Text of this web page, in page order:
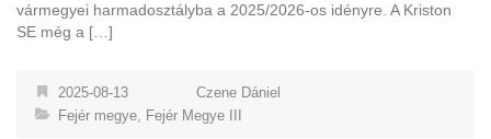
vármegyei harmadosztályba a 2025/2026-os idényre. A Kriston
SE még a […]
2025-08-13
Czene Dániel
Fejér megye, Fejér Megye III